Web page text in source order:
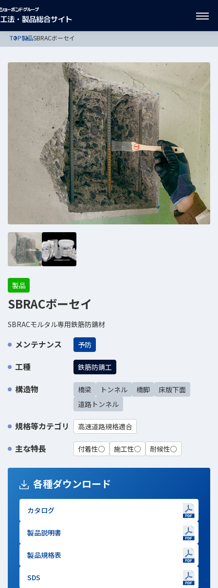
TOP製品SBRACボーセイ
製品
SBRACボーセイ
SBRACモルタル専用鉄筋防錆材
メンテナンス 予防
工種 鉄筋防錆工
構造物 橋梁 トンネル 橋脚
床版下面
道路トンネル
規格等カテゴリ 高速道路規格適合
主な特長 付着性○ 施工性○ 耐候性○
各種ダウンロード
カタログ
新しいWindowで開きます
製品説明書
新しいWindowで開きます
製品規格表
新しいWindowで開きます
SDS
新しいWindowで開きます